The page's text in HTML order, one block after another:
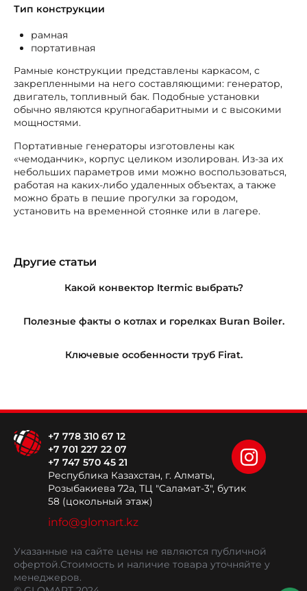
Тип конструкции
рамная
портативная
Рамные конструкции представлены каркасом, с
закрепленными на него составляющими: генератор,
двигатель, топливный бак. Подобные установки
обычно являются крупногабаритными и с высокими
мощностями.
Портативные генераторы изготовлены как
«чемоданчик», корпус целиком изолирован. Из-за их
небольших параметров ими можно воспользоваться,
работая на каких-либо удаленных объектах, а также
можно брать в пешие прогулки за городом,
установить на временной стоянке или в лагере.
Другие статьи
Какой конвектор Itermic выбрать?
Полезные факты о котлах и горелках Buran Boiler.
Ключевые особенности труб Firat.
+7 778 310 67 12
+7 701 227 22 07
+7 747 570 45 21
Республика Казахстан, г. Алматы,
Розыбакиева 72а, ТЦ "Саламат-3", бутик
58 (цокольный этаж)
info@glomart.kz
Указанные на сайте цены не являются публичной
офертой.Стоимость и наличие товара уточняйте у
менеджеров.